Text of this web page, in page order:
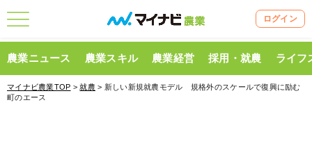
ログイン
農業ニュース 農業スキル 農業経営 採用・就農 ライフ
マイナビ農業TOP >就農 > 新しい新規就農モデル 規格外のスケールで復興に励む
町のエース